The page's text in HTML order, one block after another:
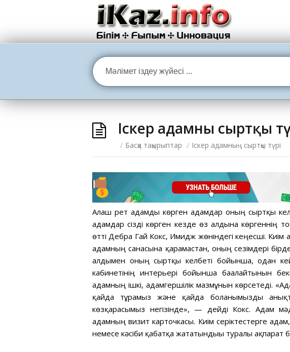
Іскер адамның сыртқы
/ Басқа тақырыптар / Іскер адамның сыртқы түрі
Алғаш рет адамды көрген адамдар оның сыртқы
адамдар сізді көрген кезде өз алдына көргеннің
өтті Дебра Гай Кокс, Имидж жөніндегі кеңесші. Киім
адамның санасына қарамастан, оның сезімдері
алдымен оның сыртқы келбеті бойынша, одан
кабинетінің интерьері бойынша бағалайтынын
адамның ішкі, адамгершілік мазмұнын көрсетеді.
қайда тұрамыз және қайда болғанымызды
көзқарасымыз негізінде», — дейді Кокс. Адам
адамның визит карточкасы. Киім серіктестерге
немесе кәсіби қабатқа жататындығы туралы ақпарат